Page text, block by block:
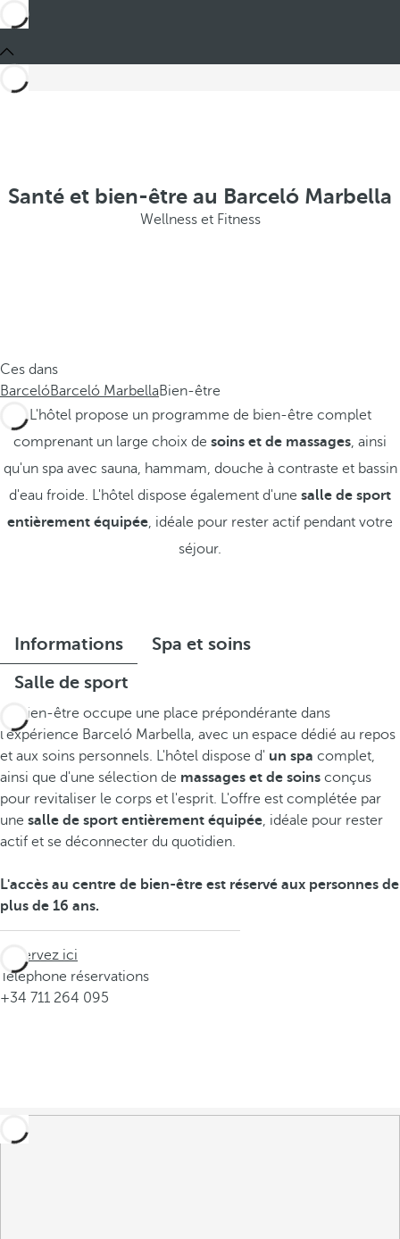
Santé et bien-être au Barceló Marbella
Wellness et Fitness
Ces dans
BarcelóBarceló MarbellaBien-être
L'hôtel propose un programme de bien-être complet
comprenant un large choix de soins et de massages, ainsi
qu'un spa avec sauna, hammam, douche à contraste et bassin
d'eau froide. L'hôtel dispose également d'une salle de sport
entièrement équipée, idéale pour rester actif pendant votre
séjour.
Informations
Spa et soins
Salle de sport
Le bien-être occupe une place prépondérante dans
l'expérience Barceló Marbella, avec un espace dédié au repos
et aux soins personnels. L'hôtel dispose d' un spa complet,
ainsi que d'une sélection de massages et de soins conçus
pour revitaliser le corps et l'esprit. L'offre est complétée par
une salle de sport entièrement équipée, idéale pour rester
actif et se déconnecter du quotidien.
L'accès au centre de bien-être est réservé aux personnes de
plus de 16 ans.
Réservez ici
Téléphone réservations
+34 711 264 095